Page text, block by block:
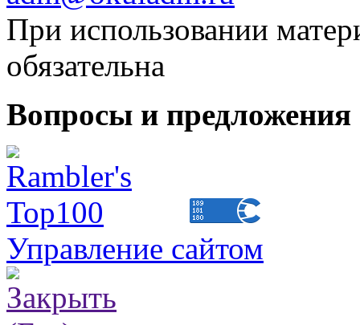
При использовании
обязательна
Вопросы и
Управление сайтом